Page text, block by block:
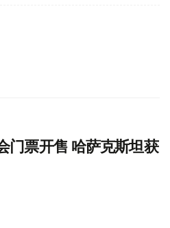
门票开售 哈萨克斯坦获